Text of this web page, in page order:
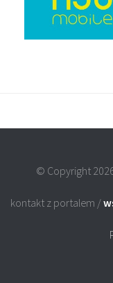
© Copyright
kontakt z portalem /